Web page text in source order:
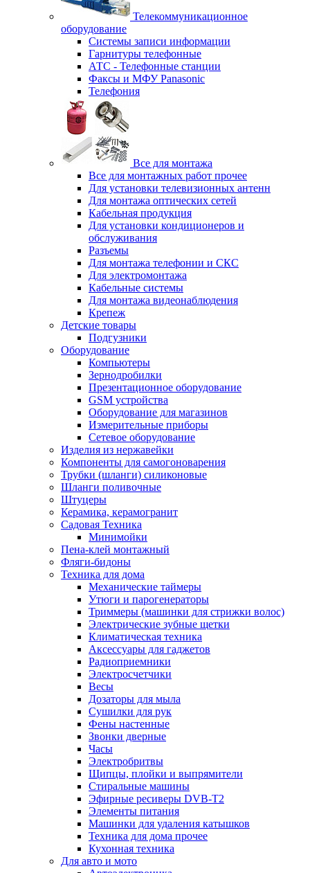
Телекоммуникационное
оборудование
Системы записи информации
Гарнитуры телефонные
АТС - Телефонные станции
Факсы и МФУ Panasonic
Телефония
Все для монтажа
Все для монтажных работ прочее
Для установки телевизионных антенн
Для монтажа оптических сетей
Кабельная продукция
Для установки кондиционеров и
обслуживания
Разъемы
Для монтажа телефонии и СКС
Для электромонтажа
Кабельные системы
Для монтажа видеонаблюдения
Крепеж
Детские товары
Подгузники
Оборудование
Компьютеры
Зернодробилки
Презентационное оборудование
GSM устройства
Оборудование для магазинов
Измерительные приборы
Сетевое оборудование
Изделия из нержавейки
Компоненты для самогоноварения
Трубки (шланги) силиконовые
Шланги поливочные
Штуцеры
Керамика, керамогранит
Садовая Техника
Минимойки
Пена-клей монтажный
Фляги-бидоны
Техника для дома
Механические таймеры
Утюги и парогенераторы
Триммеры (машинки для стрижки волос)
Электрические зубные щетки
Климатическая техника
Аксессуары для гаджетов
Радиоприемники
Электросчетчики
Весы
Дозаторы для мыла
Сушилки для рук
Фены настенные
Звонки дверные
Часы
Электробритвы
Щипцы, плойки и выпрямители
Стиральные машины
Эфирные ресиверы DVB-T2
Элементы питания
Машинки для удаления катышков
Техника для дома прочее
Кухонная техника
Для авто и мото